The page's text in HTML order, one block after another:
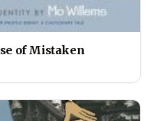
of Mistaken